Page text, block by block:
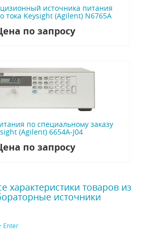
источника питания
тока Keysight (Agilent) N6765A
по запросу
по специальному заказу
(Agilent) 6654A-J04
по запросу
характеристики товаров из
источники
Enter